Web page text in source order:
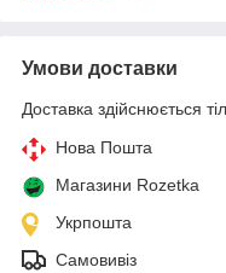
Умови доставки
Доставка здійснюється
Нова Пошта
Магазини Rozetka
Укрпошта
Самовивіз